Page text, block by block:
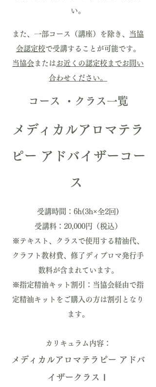
い。
また、一部コース（講座）を除き、
当協
会認定校で受講することが可能です。
当協会 またはお近くの認定校までお問い
合わせください。
コース ・クラス一覧
メディカルアロマテラ
ピー アドバイザーコー
ス
​受講時間：6h(3h×全2回)
受講料：20,000円（税込）
※テキスト、クラスで使用する精油代、
クラフト教材費、修了ディプロマ発行手
数料が含まれています。
※指定精油キット割引：当協会経由で指
定精油キットをご購入の方は割引となり
ます。
カリキュラム内容：
メディカルアロマテラピー アドバ
イザークラスⅠ